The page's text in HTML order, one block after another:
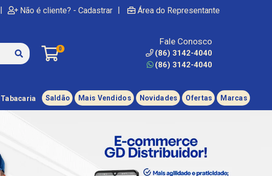
| Não é cliente? - Cadastrar | Área do Representante
0
Fale Conosco
(86) 3142-4040
(86) 3142-4040
Tabacaria Saldão Mais Vendidos Novidades Ofertas Marcas